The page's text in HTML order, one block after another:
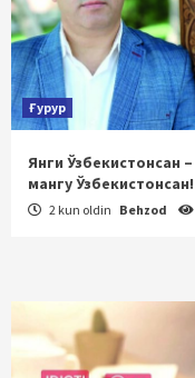
Ғурур
Янги Ўзбекистонсан –
мангу Ўзбекистонсан!
2 kun oldin Behzod